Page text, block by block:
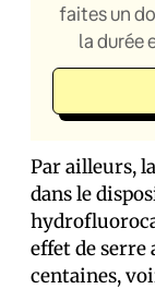
faites un
la durée
Par ailleurs,
dans le
effet de
centaines,